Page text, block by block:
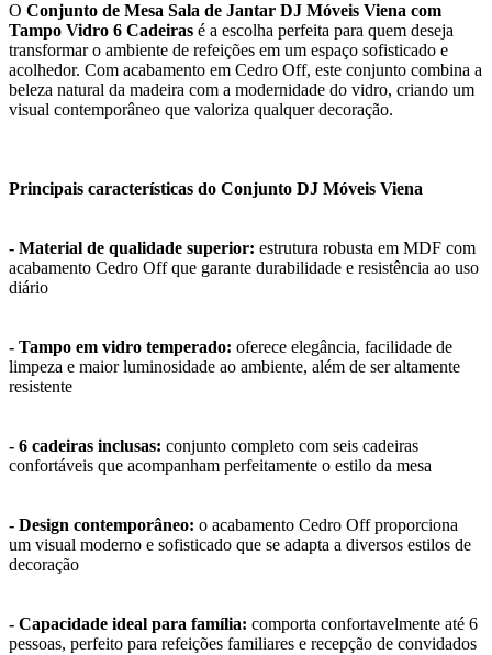
O Conjunto de Mesa Sala de Jantar DJ Móveis Viena com
Tampo Vidro 6 Cadeiras é a escolha perfeita para quem deseja
transformar o ambiente de refeições em um espaço sofisticado e
acolhedor. Com acabamento em Cedro Off, este conjunto combina a
beleza natural da madeira com a modernidade do vidro, criando um
visual contemporâneo que valoriza qualquer decoração.
Principais características do Conjunto DJ Móveis Viena
- Material de qualidade superior: estrutura robusta em MDF com
acabamento Cedro Off que garante durabilidade e resistência ao uso
diário
- Tampo em vidro temperado: oferece elegância, facilidade de
limpeza e maior luminosidade ao ambiente, além de ser altamente
resistente
- 6 cadeiras inclusas: conjunto completo com seis cadeiras
confortáveis que acompanham perfeitamente o estilo da mesa
- Design contemporâneo: o acabamento Cedro Off proporciona
um visual moderno e sofisticado que se adapta a diversos estilos de
decoração
- Capacidade ideal para família: comporta confortavelmente até 6
pessoas, perfeito para refeições familiares e recepção de convidados